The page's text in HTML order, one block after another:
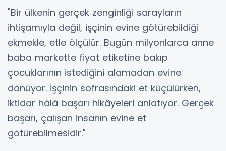
"Bir ülkenin gerçek zenginliği sarayların
ihtişamıyla değil, işçinin evine götürebildiği
ekmekle, etle ölçülür. Bugün milyonlarca anne
baba markette fiyat etiketine bakıp
çocuklarının istediğini alamadan evine
dönüyor. İşçinin sofrasındaki et küçülürken,
iktidar hâlâ başarı hikâyeleri anlatıyor. Gerçek
başarı, çalışan insanın evine et
götürebilmesidir."